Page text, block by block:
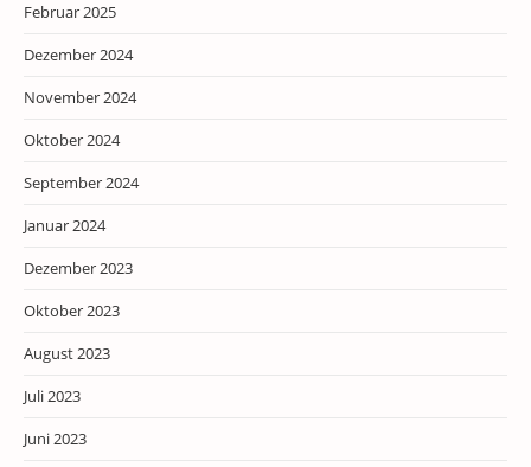
Februar 2025
Dezember 2024
November 2024
Oktober 2024
September 2024
Januar 2024
Dezember 2023
Oktober 2023
August 2023
Juli 2023
Juni 2023